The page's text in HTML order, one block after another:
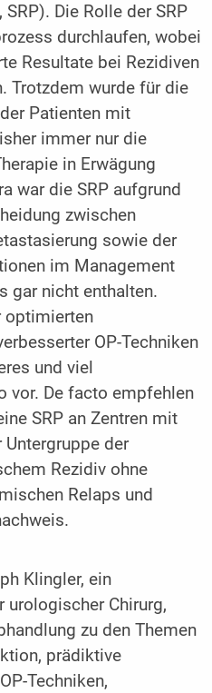
Die Rolle der SRP
durchlaufen, wobei
Resultate bei Rezidiven
Trotzdem wurde für die
Patienten mit
immer nur die
in Erwägung
war die SRP aufgrund
zwischen
sowie der
im Management
gar nicht enthalten.
optimierten
OP-Techniken
und viel
vor. De facto empfehlen
SRP an Zentren mit
der
Rezidiv ohne
Relaps und
Klingler, ein
urologischer Chirurg,
zu den Themen
prädiktive
Techniken,